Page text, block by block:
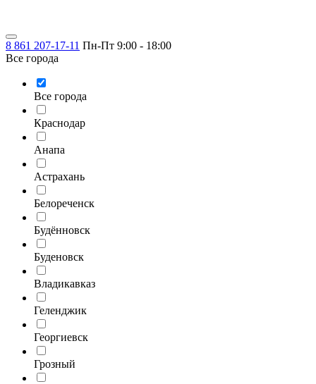
8 861 207-17-11 Пн-Пт 9:00 - 18:00
Все города
Все города
Краснодар
Анапа
Астрахань
Белореченск
Будённовск
Буденовск
Владикавказ
Геленджик
Георгиевск
Грозный